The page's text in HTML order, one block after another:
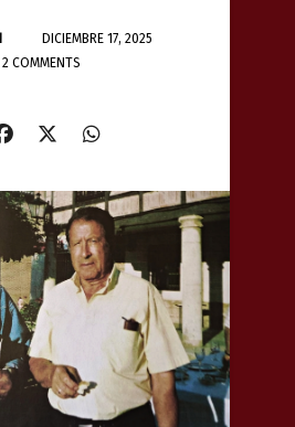
DICIEMBRE 17, 2025
COMMENTS